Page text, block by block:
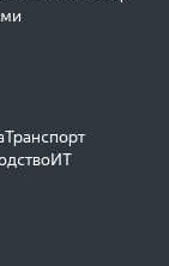
Транспорт
ИТ